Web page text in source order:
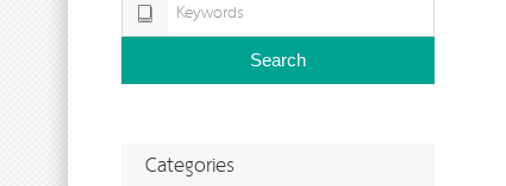
Search
Categories